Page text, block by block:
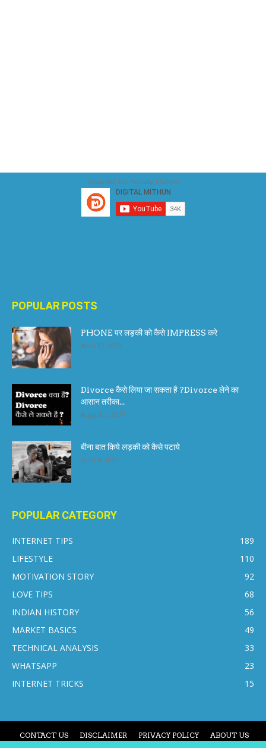
Subscribe Our Youtube Channel
POPULAR POSTS
PHONE पर लड़की को कैसे IMPRESS करे
April 17, 2017
Divorce कैसे लिया जा सकता है ?Divorce लेने का
आसान तरीका...
August 1, 2017
बीना बात किये लड़की को कैसे पटाये
April 6, 2017
POPULAR CATEGORY
INTERNET TIPS
189
LIFESTYLE
110
MOTIVATION STORY
92
LOVE TIPS
68
INDIAN HISTORY
56
MARKET BASICS
49
TECHNICAL ANALYSIS
33
WHATSAPP
23
INTERNET TRICKS
15
CONTACT US DISCLAIMER PRIVACY POLICY ABOUT US